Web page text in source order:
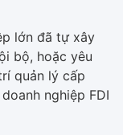
lớn đã tự xây
bộ, hoặc yêu
quản lý cấp
nghiệp FDI